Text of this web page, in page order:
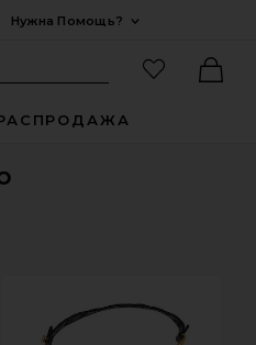
Нужна Помощь?
Поиск: Site